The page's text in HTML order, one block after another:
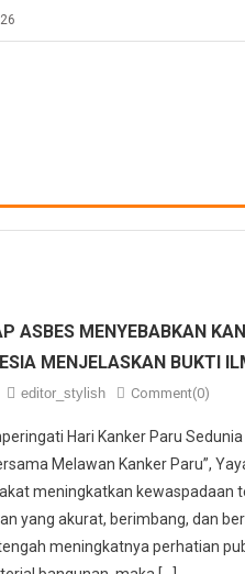
ASBES MENYEBABKAN
MENJELASKAN BUKTI
editor_stylish Comment(0)
Hari Kanker Paru
Melawan Kanker Paru”,
meningkatkan kewaspadaan
yang akurat, berimbang, dan
meningkatnya perhatian